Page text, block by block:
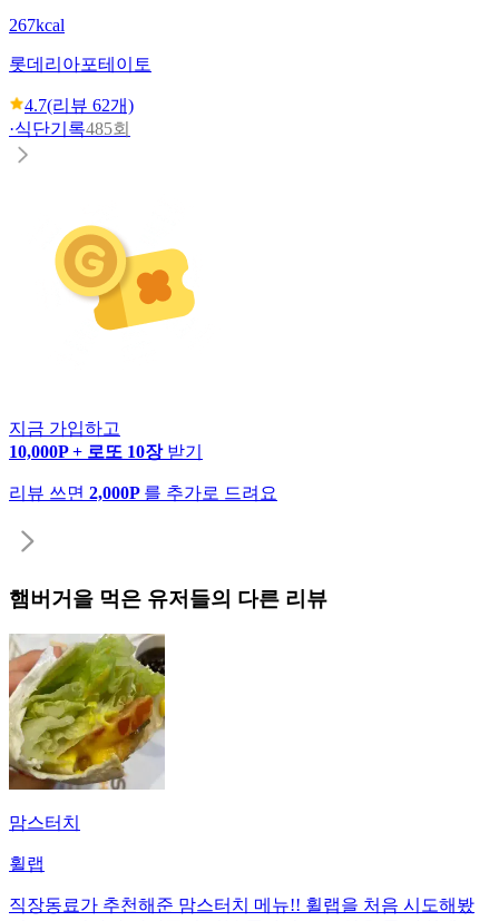
267kcal
롯데리아포테이토
4.7(리뷰 62개)
·식단기록485회
지금 가입하고
10,000P + 로또 10장 받기
리뷰 쓰면 2,000P 를 추가로 드려요
햄버거 을 먹은 유저들의 다른 리뷰
맘스터치
휠랩
직장동료가 추천해준 맘스터치 메뉴!! 휠랩을 처음 시도해봤